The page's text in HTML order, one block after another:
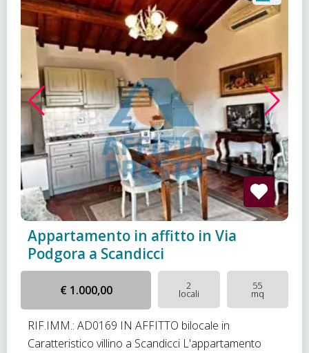
Appartamento in affitto in Via
Podgora a Scandicci
€ 1.000,00 2
locali
55
mq
RIF.IMM.: AD0169 IN AFFITTO bilocale in
Caratteristico villino a Scandicci L'appartamento